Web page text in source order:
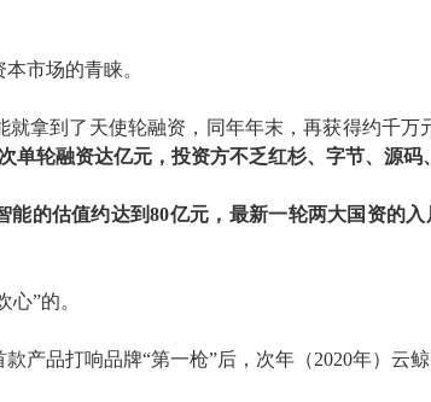
市场的青睐。
就拿到了天使轮融资，同年年末，再获得约千万
单轮融资达亿元，投资方不乏红杉、字节、源码
能的估值约达到80亿元， 最新一轮两大国资的入
心”的。
款产品打响品牌“第一枪”后，次年（2020年） 云